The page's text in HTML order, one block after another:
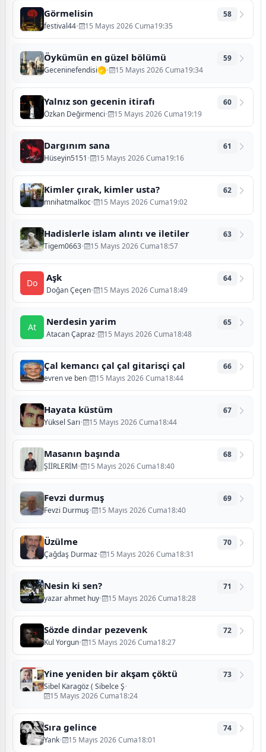
Görmelisin
festival44• 15 Mayıs 2026 Cuma19:35
58
Öykümün en güzel bölümü
Geceninefendisi • 15 Mayıs 2026 Cuma19:34
59
Yalnız son gecenin itirafı
Özkan Değirmenci• 15 Mayıs 2026 Cuma19:19
60
Dargınım sana
Hüseyin5151• 15 Mayıs 2026 Cuma19:16
61
Kimler çırak, kimler usta?
mnihatmalkoc• 15 Mayıs 2026 Cuma19:02
62
Hadislerle islam alıntı ve iletiler
Tigem0663• 15 Mayıs 2026 Cuma18:57
63
Do Aşk
Doğan Çeçen• 15 Mayıs 2026 Cuma18:49
64
At Nerdesin yarim
Atacan Çapraz• 15 Mayıs 2026 Cuma18:48
65
Çal kemancı çal çal gitarisçi çal
evren ve ben• 15 Mayıs 2026 Cuma18:44
66
Hayata küstüm
Yüksel Sarı• 15 Mayıs 2026 Cuma18:44
67
Masanın başında
ŞİİRLERİM• 15 Mayıs 2026 Cuma18:40
68
Fevzi durmuş
Fevzi Durmuş• 15 Mayıs 2026 Cuma18:40
69
Üzülme
Çağdaş Durmaz• 15 Mayıs 2026 Cuma18:31
70
Nesin ki sen?
yazar ahmet huy• 15 Mayıs 2026 Cuma18:28
71
Sözde dindar pezevenk
Kul Yorgun• 15 Mayıs 2026 Cuma18:27
72
Yine yeniden bir akşam çöktü
Sibel Karagöz ( Sibelce Ş•
15 Mayıs 2026 Cuma18:24
73
Sıra gelince
Yank• 15 Mayıs 2026 Cuma18:01
74